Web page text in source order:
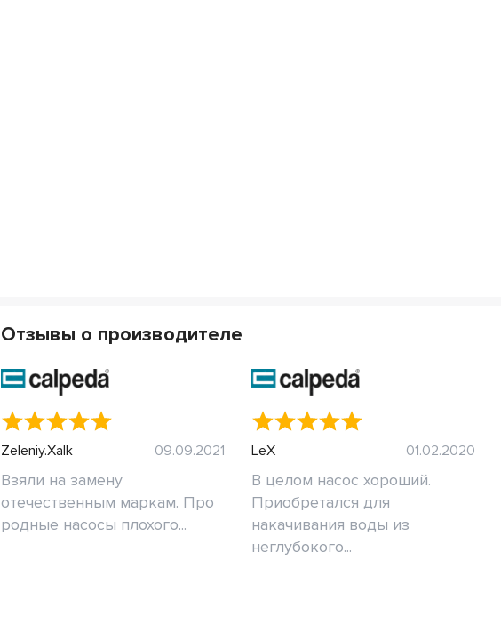
Отзывы о производителе
Zeleniy.Xalk 09.09.2021
Взяли на замену
отечественным маркам. Про
родные насосы плохого...
LeX 01.02.2020
В целом насос хороший.
Приобретался для
накачивания воды из
неглубокого...